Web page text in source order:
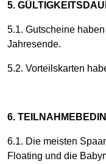
5.
5.1. Gutscheine
Jahresende.
5.2. Vorteilskarten
6.
6.1. Die meisten
Floating und die